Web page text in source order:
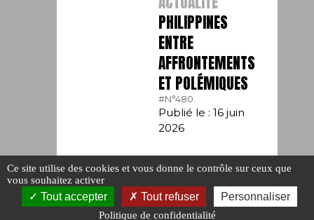
PHILIPPINES
ENTRE
AFFRONTEMENTS
ET POLÉMIQUES
#N°480.
Publié le : 16 juin
2026
Ce site utilise des cookies et vous donne le contrôle sur ceux que
vous souhaitez activer
Tout accepter Tout refuser Personnaliser
Politique de confidentialité